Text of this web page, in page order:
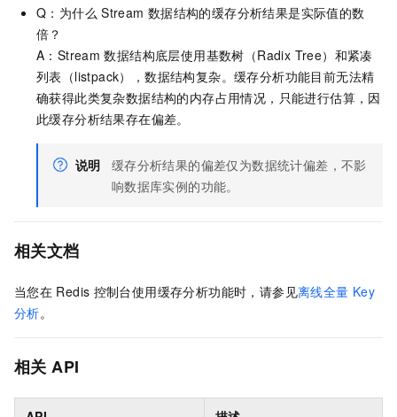
Q：为什么 Stream 数据结构的缓存分析结果是实际值的数
倍？
A：Stream 数据结构底层使用基数树（Radix Tree）和紧凑
列表（listpack），数据结构复杂。缓存分析功能目前无法精
确获得此类复杂数据结构的内存占用情况，只能进行估算，因
此缓存分析结果存在偏差。
说明
缓存分析结果的偏差仅为数据统计偏差，不影
响数据库实例的功能。
相关文档
当您在 Redis 控制台使用缓存分析功能时，请参见离线全量 Key
分析。
相关 API